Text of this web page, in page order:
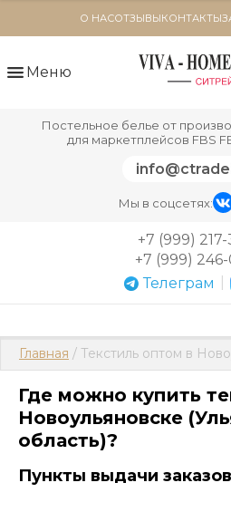
О НАСОТЗЫВЫКОНТАКТЫ
Меню
Постельное белье от
для маркетплейсов FBS
Мы в соцсетях:
+7 (999)
+7 (999)
Телеграм
Главная / Текстиль оптом в
Где можно купить
Новоульяновске
область)?
Пункты выдачи заказов